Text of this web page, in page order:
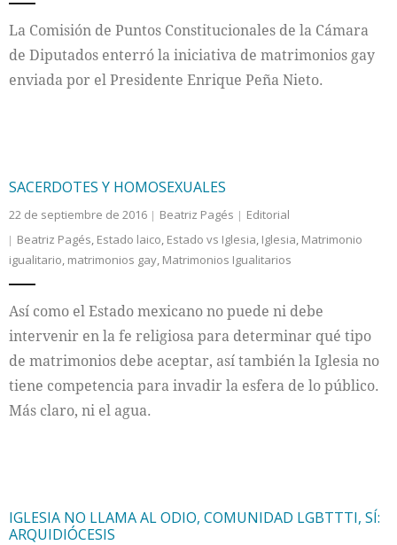
Cultura
La Comisión de Puntos Constitucionales de la Cámara
de Diputados enterró la iniciativa de matrimonios gay
enviada por el Presidente Enrique Peña Nieto.
SACERDOTES Y HOMOSEXUALES
22 de septiembre de 2016 Beatriz Pagés
Editorial
Beatriz Pagés, Estado laico, Estado vs Iglesia, Iglesia, Matrimonio
igualitario, matrimonios gay, Matrimonios Igualitarios
Así como el Estado mexicano no puede ni debe
intervenir en la fe religiosa para determinar qué tipo
de matrimonios debe aceptar, así también la Iglesia no
tiene competencia para invadir la esfera de lo público.
Más claro, ni el agua.
IGLESIA NO LLAMA AL ODIO, COMUNIDAD LGBTTTI, SÍ:
ARQUIDIÓCESIS